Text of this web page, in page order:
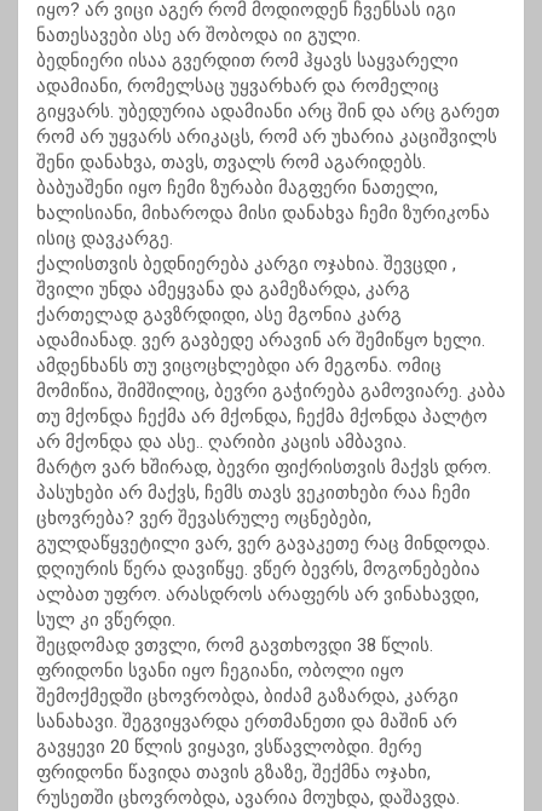
იყო? არ ვიცი აგერ რომ მოდიოდენ ჩვენსას იგი
ნათესავები ასე არ შობოდა იი გული.
ბედნიერი ისაა გვერდით რომ ჰყავს საყვარელი
ადამიანი, რომელსაც უყვარხარ და რომელიც
გიყვარს. უბედურია ადამიანი არც შინ და არც გარეთ
რომ არ უყვარს არიკაცს, რომ არ უხარია კაციშვილს
შენი დანახვა, თავს, თვალს რომ აგარიდებს.
ბაბუაშენი იყო ჩემი ზურაბი მაგფერი ნათელი,
ხალისიანი, მიხაროდა მისი დანახვა ჩემი ზურიკონა
ისიც დავკარგე.
ქალისთვის ბედნიერება კარგი ოჯახია. შევცდი ,
შვილი უნდა ამეყვანა და გამეზარდა, კარგ
ქართელად გავზრდიდი, ასე მგონია კარგ
ადამიანად. ვერ გავბედე არავინ არ შემიწყო ხელი.
ამდენხანს თუ ვიცოცხლებდი არ მეგონა. ომიც
მომიწია, შიმშილიც, ბევრი გაჭირება გამოვიარე. კაბა
თუ მქონდა ჩექმა არ მქონდა, ჩექმა მქონდა პალტო
არ მქონდა და ასე.. ღარიბი კაცის ამბავია.
მარტო ვარ ხშირად, ბევრი ფიქრისთვის მაქვს დრო.
პასუხები არ მაქვს, ჩემს თავს ვეკითხები რაა ჩემი
ცხოვრება? ვერ შევასრულე ოცნებები,
გულდაწყვეტილი ვარ, ვერ გავაკეთე რაც მინდოდა.
დღიურის წერა დავიწყე. ვწერ ბევრს, მოგონებებია
ალბათ უფრო. არასდროს არაფერს არ ვინახავდი,
სულ კი ვწერდი.
შეცდომად ვთვლი, რომ გავთხოვდი 38 წლის.
ფრიდონი სვანი იყო ჩეგიანი, ობოლი იყო
შემოქმედში ცხოვრობდა, ბიძამ გაზარდა, კარგი
სანახავი. შეგვიყვარდა ერთმანეთი და მაშინ არ
გავყევი 20 წლის ვიყავი, ვსწავლობდი. მერე
ფრიდონი წავიდა თავის გზაზე, შექმნა ოჯახი,
რუსეთში ცხოვრობდა, ავარია მოუხდა, დაშავდა.